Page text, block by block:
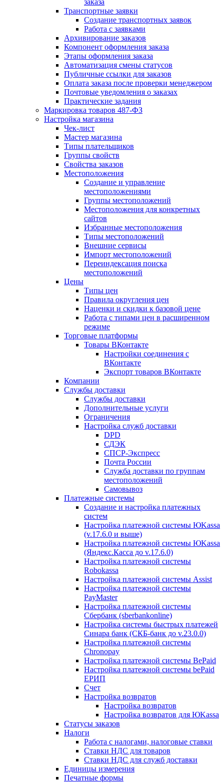
заказа
Транспортные заявки
Создание транспортных заявок
Работа с заявками
Архивирование заказов
Компонент оформления заказа
Этапы оформления заказа
Автоматизация смены статусов
Публичные ссылки для заказов
Оплата заказа после проверки менеджером
Почтовые уведомления о заказах
Практические задания
Маркировка товаров 487-ФЗ
Настройка магазина
Чек-лист
Мастер магазина
Типы плательщиков
Группы свойств
Свойства заказов
Местоположения
Создание и управление
местоположениями
Группы местоположений
Местоположения для конкретных
сайтов
Избранные местоположения
Типы местоположений
Внешние сервисы
Импорт местоположений
Переиндексация поиска
местоположений
Цены
Типы цен
Правила округления цен
Наценки и скидки к базовой цене
Работа с типами цен в расширенном
режиме
Торговые платформы
Товары ВКонтакте
Настройки соединения с
ВКонтакте
Экспорт товаров ВКонтакте
Компании
Службы доставки
Службы доставки
Дополнительные услуги
Ограничения
Настройка служб доставки
DPD
СДЭК
СПСР-Экспресс
Почта России
Служба доставки по группам
местоположений
Самовывоз
Платежные системы
Создание и настройка платежных
систем
Настройка платежной системы ЮKassa
(v.17.6.0 и выше)
Настройка платежной системы ЮKassa
(Яндекс.Касса до v.17.6.0)
Настройка платежной системы
Robokassa
Настройка платежной системы Assist
Настройка платежной системы
PayMaster
Настройка платежной системы
Сбербанк (sberbankonline)
Настройка системы быстрых платежей
Синара банк (СКБ-банк до v.23.0.0)
Настройка платежной системы
Chronopay
Настройка платежной системы BePaid
Настройка платежной системы bePaid
ЕРИП
Счет
Настройка возвратов
Настройка возвратов
Настройка возвратов для ЮKassa
Статусы заказов
Налоги
Работа с налогами, налоговые ставки
Ставки НДС для товаров
Ставки НДС для служб доставки
Единицы измерения
Печатные формы